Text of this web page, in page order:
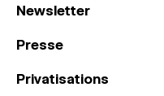
Newsletter
Presse
Privatisations